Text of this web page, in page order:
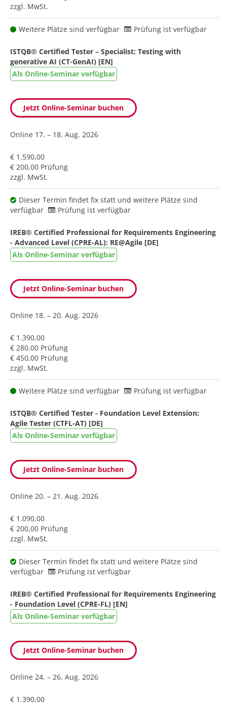
zzgl. MwSt.
Weitere Plätze sind verfügbar Prüfung ist verfügbar
ISTQB® Certified Tester – Specialist: Testing with
generative AI (CT-GenAI) [EN]
Als Online-Seminar verfügbar
Jetzt Online-Seminar buchen
Online 17. – 18. Aug. 2026
€ 1.590,00
€ 200,00 Prüfung
zzgl. MwSt.
Dieser Termin findet fix statt und weitere Plätze sind
verfügbar
Prüfung ist verfügbar
IREB® Certified Professional for Requirements Engineering
- Advanced Level (CPRE-AL): RE@Agile [DE]
Als Online-Seminar verfügbar
Jetzt Online-Seminar buchen
Online 18. – 20. Aug. 2026
€ 1.390,00
€ 280,00 Prüfung
€ 450,00 Prüfung
zzgl. MwSt.
Weitere Plätze sind verfügbar Prüfung ist verfügbar
ISTQB® Certified Tester - Foundation Level Extension:
Agile Tester (CTFL-AT) [DE]
Als Online-Seminar verfügbar
Jetzt Online-Seminar buchen
Online 20. – 21. Aug. 2026
€ 1.090,00
€ 200,00 Prüfung
zzgl. MwSt.
Dieser Termin findet fix statt und weitere Plätze sind
verfügbar
Prüfung ist verfügbar
IREB® Certified Professional for Requirements Engineering
- Foundation Level (CPRE-FL) [EN]
Als Online-Seminar verfügbar
Jetzt Online-Seminar buchen
Online 24. – 26. Aug. 2026
€ 1.390,00